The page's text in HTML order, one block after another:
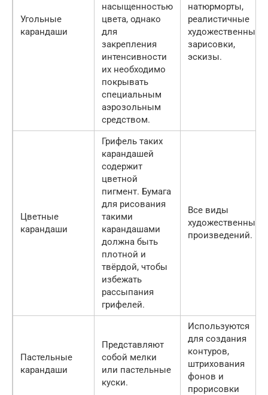
Угольные
карандаши
насыщенностью
цвета, однако
для
закрепления
интенсивности
их необходимо
покрывать
специальным
аэрозольным
средством.
натюрморты,
реалистичные
художественные
зарисовки,
эскизы.
Цветные
карандаши
Грифель таких
карандашей
содержит
цветной
пигмент. Бумага
для рисования
такими
карандашами
должна быть
плотной и
твёрдой, чтобы
избежать
рассыпания
грифелей.
Все виды
художественных
произведений.
Пастельные
карандаши
Представляют
собой мелки
или пастельные
куски.
Используются
для создания
контуров,
штрихования
фонов и
прорисовки